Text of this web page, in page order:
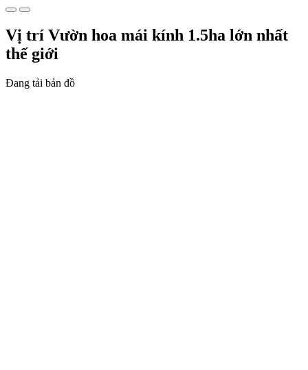
Vị trí Vườn hoa mái kính 1.5ha lớn nhất
thế giới
Đang tải bản đồ